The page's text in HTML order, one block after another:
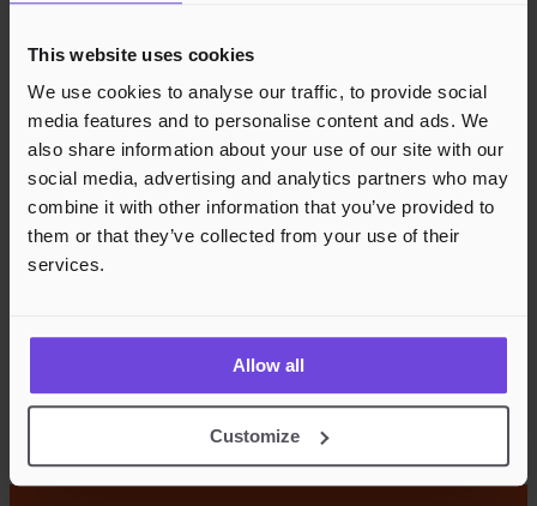
This website uses cookies
We use cookies to analyse our traffic, to provide social
media features and to personalise content and ads. We
also share information about your use of our site with our
social media, advertising and analytics partners who may
combine it with other information that you’ve provided to
them or that they’ve collected from your use of their
services.
Allow all
Customize